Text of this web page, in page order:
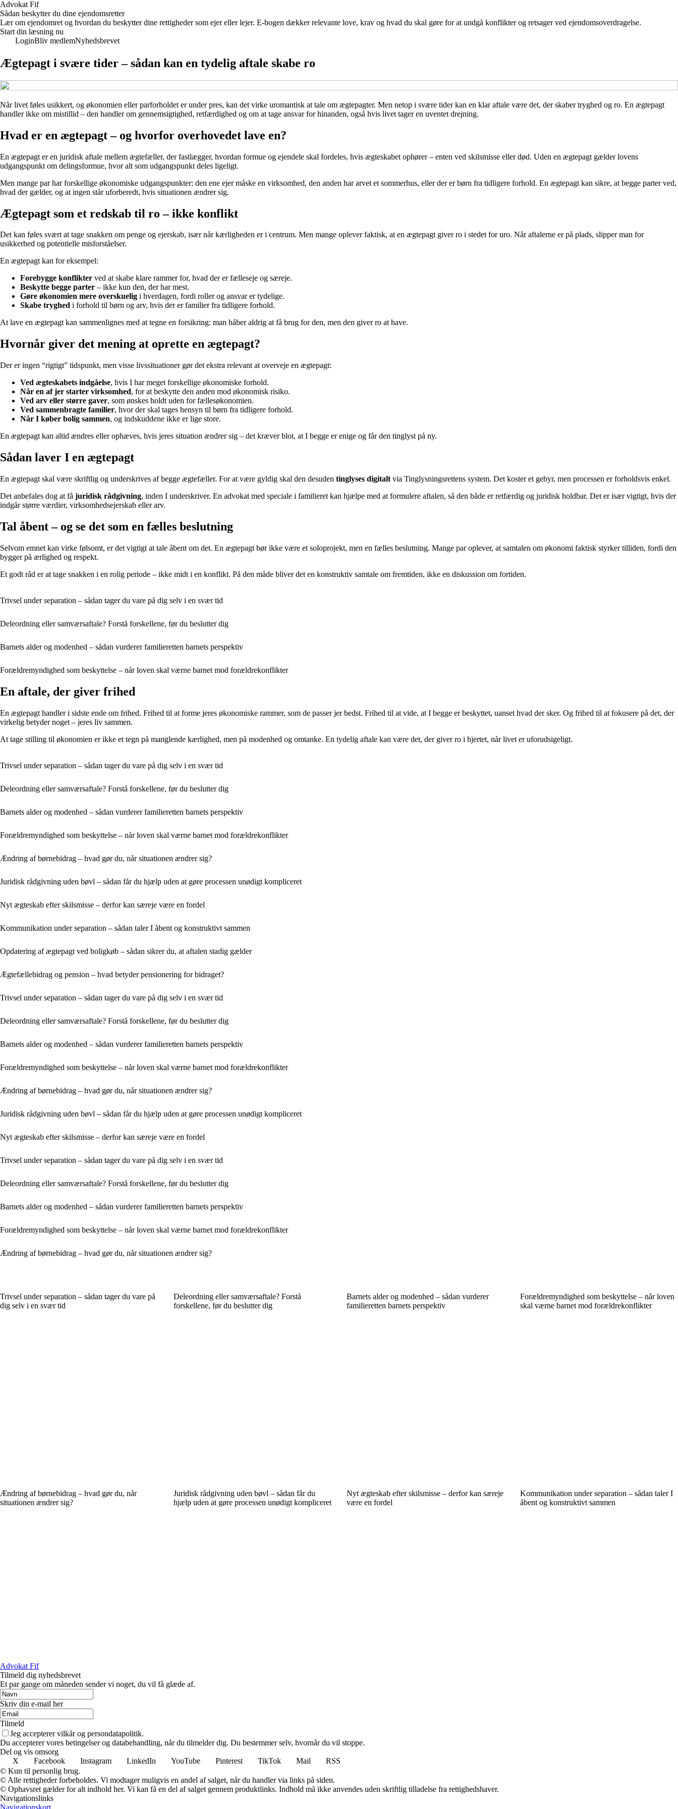
Advokat Fif
Sådan beskytter du dine ejendomsretter
Lær om ejendomret og hvordan du beskytter dine rettigheder som ejer eller lejer. E-bogen dækker relevante love, krav og hvad du skal gøre for at undgå konflikter og retsager ved ejendomsoverdragelse.
Start din læsning nu
LoginBliv medlemNyhedsbrevet
Ægtepagt i svære tider – sådan kan en tydelig aftale skabe ro
Når livet føles usikkert, og økonomien eller parforholdet er under pres, kan det virke uromantisk at tale om ægtepagter. Men netop i svære tider kan en klar aftale være det, der skaber tryghed og ro. En ægtepagt
handler ikke om mistillid – den handler om gennemsigtighed, retfærdighed og om at tage ansvar for hinanden, også hvis livet tager en uventet drejning.
Hvad er en ægtepagt – og hvorfor overhovedet lave en?
En ægtepagt er en juridisk aftale mellem ægtefæller, der fastlægger, hvordan formue og ejendele skal fordeles, hvis ægteskabet ophører – enten ved skilsmisse eller død. Uden en ægtepagt gælder lovens
udgangspunkt om delingsformue, hvor alt som udgangspunkt deles ligeligt.
Men mange par har forskellige økonomiske udgangspunkter: den ene ejer måske en virksomhed, den anden har arvet et sommerhus, eller der er børn fra tidligere forhold. En ægtepagt kan sikre, at begge parter ved,
hvad der gælder, og at ingen står uforberedt, hvis situationen ændrer sig.
Ægtepagt som et redskab til ro – ikke konflikt
Det kan føles svært at tage snakken om penge og ejerskab, især når kærligheden er i centrum. Men mange oplever faktisk, at en ægtepagt giver ro i stedet for uro. Når aftalerne er på plads, slipper man for
usikkerhed og potentielle misforståelser.
En ægtepagt kan for eksempel:
Forebygge konflikter ved at skabe klare rammer for, hvad der er fælleseje og særeje.
Beskytte begge parter – ikke kun den, der har mest.
Gøre økonomien mere overskuelig i hverdagen, fordi roller og ansvar er tydelige.
Skabe tryghed i forhold til børn og arv, hvis der er familier fra tidligere forhold.
At lave en ægtepagt kan sammenlignes med at tegne en forsikring: man håber aldrig at få brug for den, men den giver ro at have.
Hvornår giver det mening at oprette en ægtepagt?
Der er ingen “rigtigt” tidspunkt, men visse livssituationer gør det ekstra relevant at overveje en ægtepagt:
Ved ægteskabets indgåelse, hvis I har meget forskellige økonomiske forhold.
Når en af jer starter virksomhed, for at beskytte den anden mod økonomisk risiko.
Ved arv eller større gaver, som ønskes holdt uden for fællesøkonomien.
Ved sammenbragte familier, hvor der skal tages hensyn til børn fra tidligere forhold.
Når I køber bolig sammen, og indskuddene ikke er lige store.
En ægtepagt kan altid ændres eller ophæves, hvis jeres situation ændrer sig – det kræver blot, at I begge er enige og får den tinglyst på ny.
Sådan laver I en ægtepagt
En ægtepagt skal være skriftlig og underskrives af begge ægtefæller. For at være gyldig skal den desuden tinglyses digitalt via Tinglysningsrettens system. Det koster et gebyr, men processen er forholdsvis enkel.
Det anbefales dog at få juridisk rådgivning, inden I underskriver. En advokat med speciale i familieret kan hjælpe med at formulere aftalen, så den både er retfærdig og juridisk holdbar. Det er især vigtigt, hvis der
indgår større værdier, virksomhedsejerskab eller arv.
Tal åbent – og se det som en fælles beslutning
Selvom emnet kan virke følsomt, er det vigtigt at tale åbent om det. En ægtepagt bør ikke være et soloprojekt, men en fælles beslutning. Mange par oplever, at samtalen om økonomi faktisk styrker tilliden, fordi den
bygger på ærlighed og respekt.
Et godt råd er at tage snakken i en rolig periode – ikke midt i en konflikt. På den måde bliver det en konstruktiv samtale om fremtiden, ikke en diskussion om fortiden.
Trivsel under separation – sådan tager du vare på dig selv i en svær tid
Deleordning eller samværsaftale? Forstå forskellene, før du beslutter dig
Barnets alder og modenhed – sådan vurderer familieretten barnets perspektiv
Forældremyndighed som beskyttelse – når loven skal værne barnet mod forældrekonflikter
En aftale, der giver frihed
En ægtepagt handler i sidste ende om frihed. Frihed til at forme jeres økonomiske rammer, som de passer jer bedst. Frihed til at vide, at I begge er beskyttet, uanset hvad der sker. Og frihed til at fokusere på det, der
virkelig betyder noget – jeres liv sammen.
At tage stilling til økonomien er ikke et tegn på manglende kærlighed, men på modenhed og omtanke. En tydelig aftale kan være det, der giver ro i hjertet, når livet er uforudsigeligt.
Trivsel under separation – sådan tager du vare på dig selv i en svær tid
Deleordning eller samværsaftale? Forstå forskellene, før du beslutter dig
Barnets alder og modenhed – sådan vurderer familieretten barnets perspektiv
Forældremyndighed som beskyttelse – når loven skal værne barnet mod forældrekonflikter
Ændring af børnebidrag – hvad gør du, når situationen ændrer sig?
Juridisk rådgivning uden bøvl – sådan får du hjælp uden at gøre processen unødigt kompliceret
Nyt ægteskab efter skilsmisse – derfor kan særeje være en fordel
Kommunikation under separation – sådan taler I åbent og konstruktivt sammen
Opdatering af ægtepagt ved boligkøb – sådan sikrer du, at aftalen stadig gælder
Ægtefællebidrag og pension – hvad betyder pensionering for bidraget?
Trivsel under separation – sådan tager du vare på dig selv i en svær tid
Deleordning eller samværsaftale? Forstå forskellene, før du beslutter dig
Barnets alder og modenhed – sådan vurderer familieretten barnets perspektiv
Forældremyndighed som beskyttelse – når loven skal værne barnet mod forældrekonflikter
Ændring af børnebidrag – hvad gør du, når situationen ændrer sig?
Juridisk rådgivning uden bøvl – sådan får du hjælp uden at gøre processen unødigt kompliceret
Nyt ægteskab efter skilsmisse – derfor kan særeje være en fordel
Trivsel under separation – sådan tager du vare på dig selv i en svær tid
Deleordning eller samværsaftale? Forstå forskellene, før du beslutter dig
Barnets alder og modenhed – sådan vurderer familieretten barnets perspektiv
Forældremyndighed som beskyttelse – når loven skal værne barnet mod forældrekonflikter
Ændring af børnebidrag – hvad gør du, når situationen ændrer sig?
Trivsel under separation – sådan tager du vare på
dig selv i en svær tid
Deleordning eller samværsaftale? Forstå
forskellene, før du beslutter dig
Barnets alder og modenhed – sådan vurderer
familieretten barnets perspektiv
Forældremyndighed som beskyttelse – når loven
skal værne barnet mod forældrekonflikter
Ændring af børnebidrag – hvad gør du, når
situationen ændrer sig?
Juridisk rådgivning uden bøvl – sådan får du
hjælp uden at gøre processen unødigt kompliceret
Nyt ægteskab efter skilsmisse – derfor kan særeje
være en fordel
Kommunikation under separation – sådan taler I
åbent og konstruktivt sammen
Advokat Fif
Tilmeld dig nyhedsbrevet
Et par gange om måneden sender vi noget, du vil få glæde af.
Skriv din e-mail her
Tilmeld
Jeg accepterer vilkår og persondatapolitik.
Du accepterer vores betingelser og databehandling, når du tilmelder dig. Du bestemmer selv, hvornår du vil stoppe.
Del og vis omsorg
X
Facebook Instagram LinkedIn YouTube Pinterest TikTok Mail
RSS
© Kun til personlig brug.
© Alle rettigheder forbeholdes. Vi modtager muligvis en andel af salget, når du handler via links på siden.
© Ophavsret gælder for alt indhold her. Vi kan få en del af salget gennem produktlinks. Indhold må ikke anvendes uden skriftlig tilladelse fra rettighedshaver.
Navigationslinks
Navigationskort